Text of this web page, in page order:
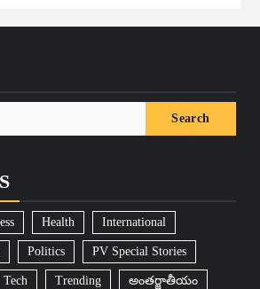
Health International
Politics PV Special Stories
Tech Trending అంతర్జాతీయం